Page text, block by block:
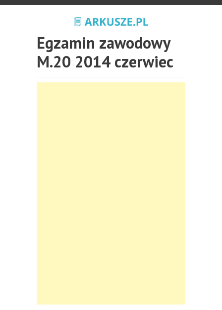
Egzamin zawodowy
M.20 2014 czerwiec